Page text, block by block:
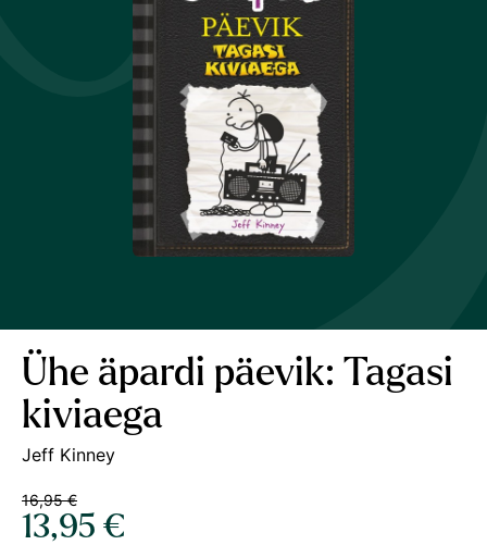
Ühe äpardi päevik: Tagasi
kiviaega
Jeff Kinney
16,95 €
13,95 €